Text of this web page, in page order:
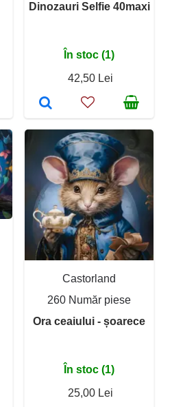
Dinozauri Selfie 40maxi
În stoc (1)
42,50 Lei
Castorland
260 Număr piese
Ora ceaiului - șoarece
În stoc (1)
25,00 Lei